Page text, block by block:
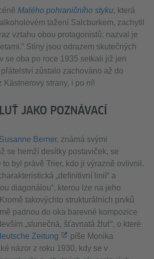
Malého pohraničního styku, která
tažení Salcburkem, zachytil
vztahu obou protagonistů: nazval je
Stíny jsou odrazem skutečných
se oba po roce 1935 setkali již jen
zůstalo zachováno až do
Kästnerovy strany, i po ní!
JAKO POZNÁVACÍ
Berner, známá svými
se hemží desítky postaviček, se
to byl právě Trier, kdo ji výrazně ovlivnil.
„definitivní linií“ a
diagonálou“, kterou lze na jeho
takovýchto strukturálních prvků
padnou do oka barevné kompozice
„slunečná, šťavnatá žluť“, o které
Zeitung
píše Monika
názor z roku 1930, kdy se v